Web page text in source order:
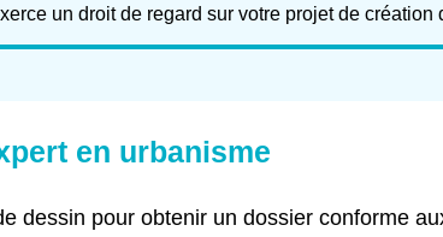
un droit de regard sur votre projet de création
en urbanisme
dessin pour obtenir un dossier conforme